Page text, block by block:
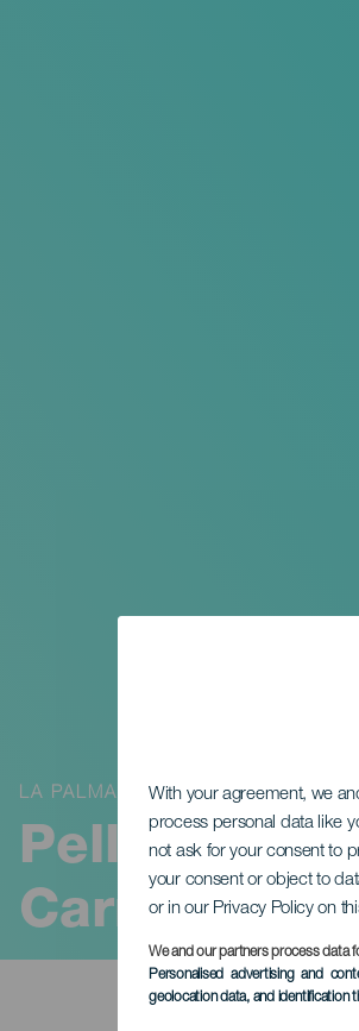
With your agreement, we
process personal data like
not ask for your consent to
your consent or object to
or in our Privacy Policy on
We and our partners process data
Personalised advertising and
geolocation data, and identification
Carmen
LA PALMA